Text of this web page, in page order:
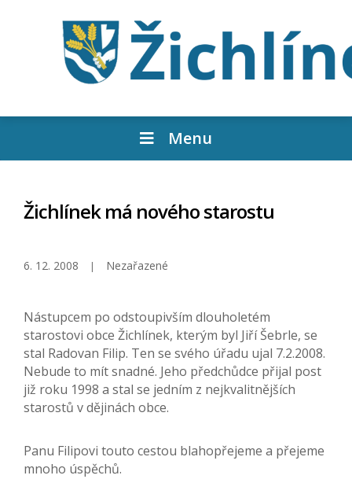
Menu
Žichlínek má nového starostu
6. 12. 2008 Nezařazené
Nástupcem po odstoupivším dlouholetém
starostovi obce Žichlínek, kterým byl Jiří Šebrle, se
stal Radovan Filip. Ten se svého úřadu ujal 7.2.2008.
Nebude to mít snadné. Jeho předchůdce přijal post
již roku 1998 a stal se jedním z nejkvalitnějších
starostů v dějinách obce.
Panu Filipovi touto cestou blahopřejeme a přejeme
mnoho úspěchů.